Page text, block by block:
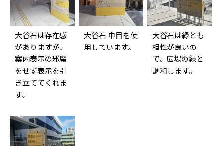
大谷石は存在感
がありますが、
案内表示の邪魔
をせず表示を引
き立ててくれま
す。
大谷石 中目を使
用しています。
大谷石は緑とも
相性が良いの
で、広場の緑と
調和します。